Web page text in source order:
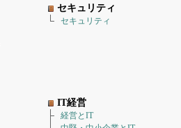
セキュリティ
セキュリティ
IT経営
経営とIT